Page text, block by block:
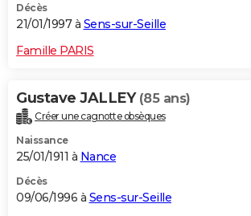
Décès
21/01/1997 à Sens-sur-Seille
Famille PARIS
Gustave JALLEY (85 ans)
Créer une cagnotte obsèques
Naissance
25/01/1911 à Nance
Décès
09/06/1996 à Sens-sur-Seille